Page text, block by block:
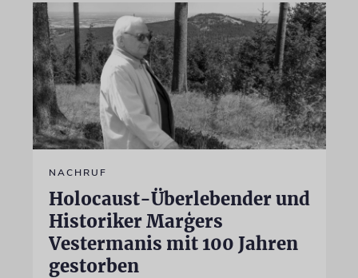
NACHRUF
Holocaust-Überlebender und
Historiker Marģers
Vestermanis mit 100 Jahren
gestorben